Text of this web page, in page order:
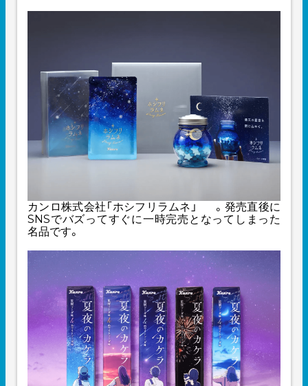
カンロ株式会社 「ホシフリラムネ」
。発売直後に
SNSでバズってすぐに一時完売となってしまった
名品です。